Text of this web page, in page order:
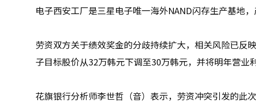
电子西安工厂是三星电子唯一海外NAND闪存生产基地
劳资双方关于绩效奖金的分歧持续扩大，相关风险已反
子目标股价从32万韩元下调至30万韩元，并将明年营业
花旗银行分析师李世哲（音）表示，劳资冲突引发的此